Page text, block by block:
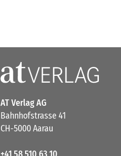
AT Verlag AG
Bahnhofstrasse 41
CH-5000 Aarau